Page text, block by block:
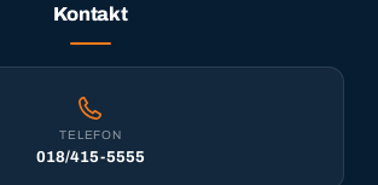
Kontakt
TELEFON
018/415-5555